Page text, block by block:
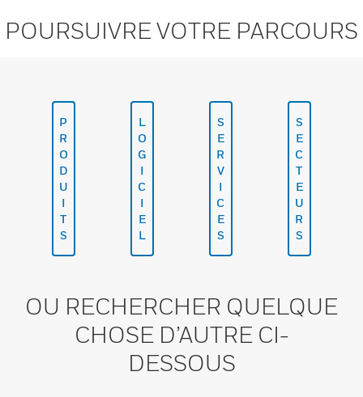
POURSUIVRE VOTRE PARCOURS
P
R
O
D
U
I
T
S
L
O
G
I
C
I
E
L
S
E
R
V
I
C
E
S
S
E
C
T
E
U
R
S
OU RECHERCHER QUELQUE
CHOSE D’AUTRE CI-
DESSOUS